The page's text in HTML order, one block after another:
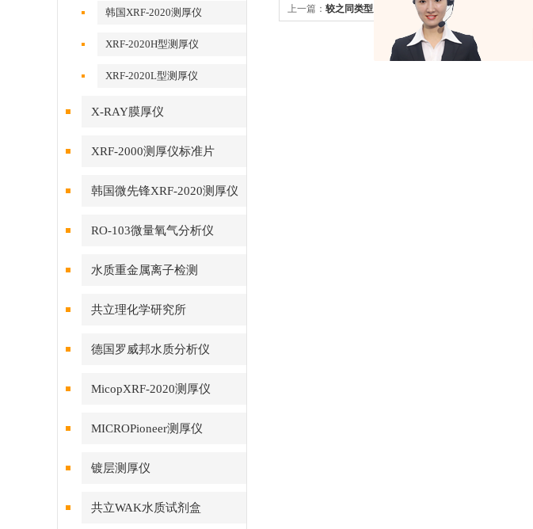
韩国XRF-2020测厚仪
XRF-2020H型测厚仪
XRF-2020L型测厚仪
X-RAY膜厚仪
XRF-2000测厚仪标准片
韩国微先锋XRF-2020测厚仪
RO-103微量氧气分析仪
水质重金属离子检测
共立理化学研究所
德国罗威邦水质分析仪
MicopXRF-2020测厚仪
MICROPioneer测厚仪
镀层测厚仪
共立WAK水质试剂盒
上一篇： 较之同类型产品,XRF-2000测厚仪真正做到物超